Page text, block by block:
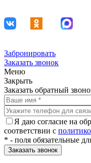
Забронировать
Заказать звонок
Меню
Закрыть
Заказать обратный
Я даю согласие на
соответствии с
* - поля обязательные